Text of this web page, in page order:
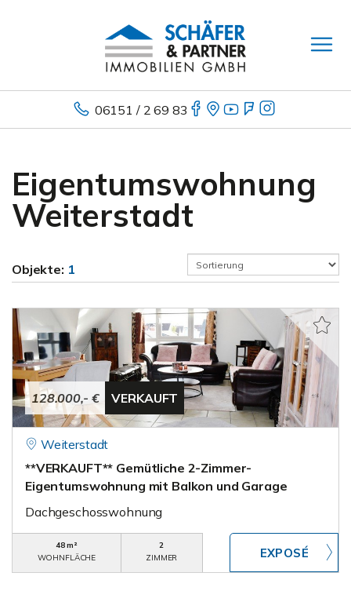
06151 / 2 69 83
Eigentumswohnung
Weiterstadt
Objekte: 1
128.000,- € VERKAUFT
Weiterstadt
**VERKAUFT** Gemütliche 2-Zimmer-
Eigentumswohnung mit Balkon und Garage
Dachgeschosswohnung
48 m²
WOHNFLÄCHE
2
ZIMMER